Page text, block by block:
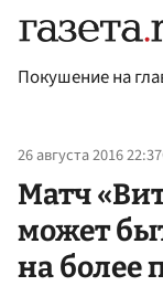
Покушение на
26 августа 2016 22:37
Матч
может
на более